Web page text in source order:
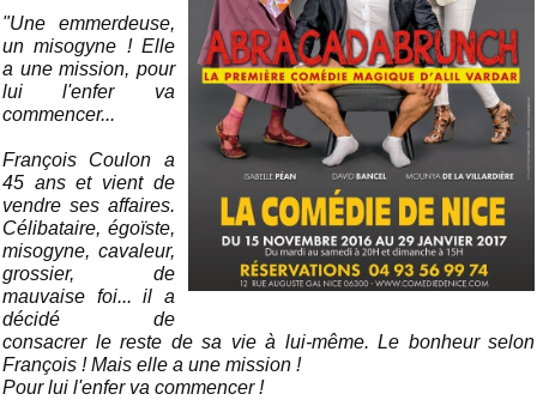
"Une emmerdeuse,
un misogyne ! Elle
a une mission, pour
lui l'enfer va
commencer...
François Coulon a
45 ans et vient de
vendre ses affaires.
Célibataire, égoïste,
misogyne, cavaleur,
grossier, de
mauvaise foi... il a
décidé de
consacrer le reste de sa vie à lui-même. Le bonheur selon
François ! Mais elle a une mission !
Pour lui l'enfer va commencer !